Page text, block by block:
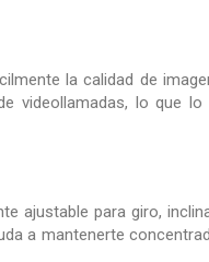
la calidad de
videollamadas, lo que
ajustable para giro,
a mantenerte